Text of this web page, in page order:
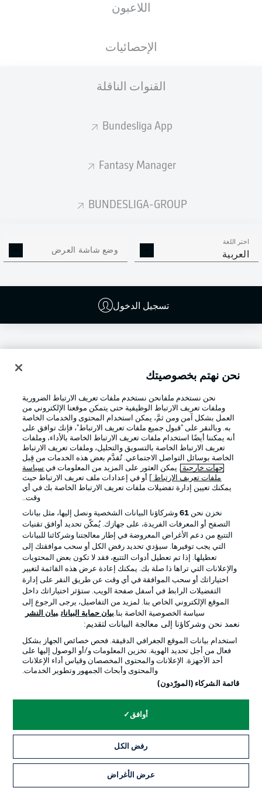
اللاعبون
الإحصائيات
القنوات الناقلة
Bundesliga App
Fantasy Manager
BUNDESLIGA-GROUP
اختر اللغة
العربية وضع شاشة العرض
تسجيل الدخول
إعلان
Football as it's meant to be
تطبيق الدوري الألماني
Official Partners
إدارة التفضيلات بيان الخصوصية
الوظائف
جهة النشر تواصل معنا
نحن نهتم بخصوصيتك
نحن نستخدم ملفانحن نستخدم ملفات تعريف الارتباط الضرورية
وملفات تعريف الارتباط الوظيفية حتى يتمكن موقعنا الإلكتروني من
العمل بشكل آمن ومن ثمَّ، يمكن استخدام المحتوى والخدمات الخاصة
به. وبالنقر على "قبول جميع ملفات تعريف الارتباط"، فإنك توافق على
أنه يمكننا أيضًا استخدام ملفات تعريف الارتباط الخاصة بالأداء، وملفات
تعريف الارتباط الخاصة بالتسويق والتحليل، وملفات تعريف الارتباط
الخاصة بوسائل التواصل الاجتماعي. تُقدَّم بعض هذه الخدمات من قِبل
جهات خارجية . يمكن العثور على المزيد من المعلومات في سياسة
ملفات تعريف الارتباط
] أو في إعدادات ملف تعريف الارتباط حيث
يمكنك تعيين إدارة تفضيلات ملفات تعريف الارتباط الخاصة بك في أي
وقت..
نخزن نحن 61وشركاؤنا البيانات الشخصية ونصل إليها، مثل بيانات
التصفح أو المعرفات الفريدة، على جهازك. يُمكّن تحديد أوافق تقنيات
التتبع من دعم الأغراض المعروضة في إطار معالجتنا وشركائنا للبيانات
التي يجب توفيرها. سيؤدي تحديد رفض الكل أو سحب موافقتك إلى
تعطيلها. إذا تم تعطيل أدوات التتبع، فقد لا تكون بعض المحتويات
والإعلانات التي تراها ذا صلة بك. يمكنك إعادة عرض هذه القائمة لتغيير
اختياراتك أو سحب الموافقة في أي وقت عن طريق النقر على إدارة
التفضيلات الرابط في أسفل صفحة الويب. ستؤثر اختياراتك داخل
الموقع الإلكتروني الخاص بنا. لمزيد من التفاصيل، يرجى الرجوع إلى
سياسة الخصوصية الخاصة بنا.بيان حماية البيانات بيان النشر
نعمد نحن وشركاؤنا إلى معالجة البيانات لتقديم:
استخدام بيانات الموقع الجغرافي الدقيقة. فحص خصائص الجهاز بشكل
فعال من أجل تحديد الهوية. تخزين المعلومات و/أو الوصول إليها على
أحد الأجهزة. الإعلانات والمحتوى المخصصان وقياس أداء الإعلانات
والمحتوى وأبحاث الجمهور وتطوير الخدمات.
قائمة الشركاء (المورّدون)
أوافق
رفض الكل
عرض الأغراض